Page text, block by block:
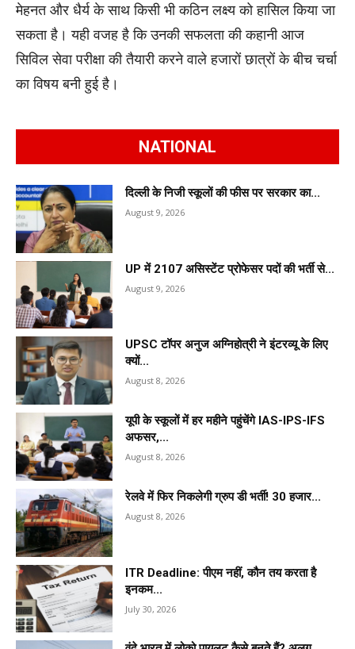
मेहनत और धैर्य के साथ किसी भी कठिन लक्ष्य को हासिल किया जा
सकता है। यही वजह है कि उनकी सफलता की कहानी आज
सिविल सेवा परीक्षा की तैयारी करने वाले हजारों छात्रों के बीच चर्चा
का विषय बनी हुई है।
NATIONAL
दिल्ली के निजी स्कूलों की फीस पर सरकार का...
August 9, 2026
UP में 2107 असिस्टेंट प्रोफेसर पदों की भर्ती से...
August 9, 2026
UPSC टॉपर अनुज अग्निहोत्री ने इंटरव्यू के लिए
क्यों...
August 8, 2026
यूपी के स्कूलों में हर महीने पहुंचेंगे IAS-IPS-IFS
अफसर,...
August 8, 2026
रेलवे में फिर निकलेगी ग्रुप डी भर्ती! 30 हजार...
August 8, 2026
ITR Deadline: पीएम नहीं, कौन तय करता है
इनकम...
July 30, 2026